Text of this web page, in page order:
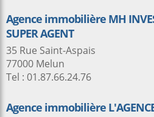
Agence immobilière MH
SUPER AGENT
35 Rue Saint-Aspais
77000 Melun
Tel : 01.87.66.24.76
Agence immobilière L'AGENCE